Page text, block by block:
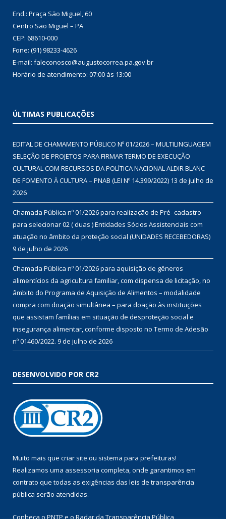
End.: Praça São Miguel, 60
Centro São Miguel – PA
CEP: 68610-000
Fone: (91) 98233-4626
E-mail: faleconosco@augustocorrea.pa.gov.br
Horário de atendimento: 07:00 às 13:00
ÚLTIMAS PUBLICAÇÕES
EDITAL DE CHAMAMENTO PÚBLICO Nº 01/2026 – MULTILINGUAGEM
SELEÇÃO DE PROJETOS PARA FIRMAR TERMO DE EXECUÇÃO
CULTURAL COM RECURSOS DA POLÍTICA NACIONAL ALDIR BLANC
DE FOMENTO À CULTURA – PNAB (LEI Nº 14.399/2022) 13 de julho de
2026
Chamada Pública nº 01/2026 para realização de Pré- cadastro
para selecionar 02 ( duas ) Entidades Sócios Assistenciais com
atuação no âmbito da proteção social (UNIDADES RECEBEDORAS)
9 de julho de 2026
Chamada Pública nº 01/2026 para aquisição de gêneros
alimentícios da agricultura familiar, com dispensa de licitação, no
âmbito do Programa de Aquisição de Alimentos – modalidade
compra com doação simultânea – para doação às instituições
que assistam famílias em situação de desproteção social e
insegurança alimentar, conforme disposto no Termo de Adesão
nº 01460/2022. 9 de julho de 2026
DESENVOLVIDO POR CR2
Muito mais que criar site ou sistema para prefeituras!
Realizamos uma assessoria completa, onde garantimos em
contrato que todas as exigências das leis de transparência
pública serão atendidas.
Conheça o PNTP e o Radar da Transparência Pública